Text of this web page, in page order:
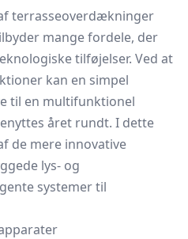
terrasseoverdækninger
mange fordele, der
tilføjelser. Ved at
kan en simpel
til en multifunktionel
året rundt. I dette
de mere innovative
lys- og
systemer til